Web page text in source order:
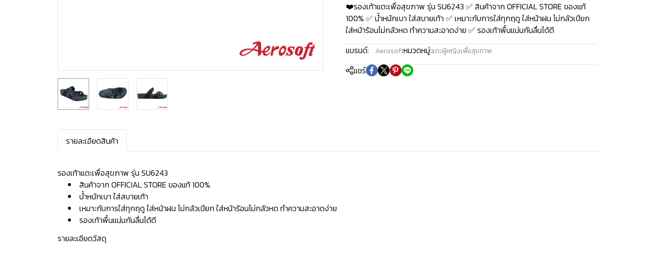
❤️รองเท้าแตะเพื่อสุขภาพ รุ่น SU6243 ✅ สินค้าจาก OFFICIAL STORE ของแท้
100% ✅ น้ำหนักเบา ใส่สบายเท้า ✅ เหมาะกับการใส่ทุกฤดู ใส่หน้าฝน ไม่กลัวเปียก
ใส่หน้าร้อนไม่กลัวหด ทำความสะอาดง่าย ✅ รองเท้าพื้นแน่นกันลื่นได้ดี
แบรนด์:
Aerosoftหมวดหมู่:แตะผู้หญิงเพื่อสุขภาพ
แชร์
รายละเอียดสินค้า
รองเท้าแตะเพื่อสุขภาพ รุ่น SU6243
สินค้าจาก OFFICIAL STORE ของแท้ 100%
น้ำหนักเบา ใส่สบายเท้า
เหมาะกับการใส่ทุกฤดู ใส่หน้าฝน ไม่กลัวเปียก ใส่หน้าร้อนไม่กลัวหด ทำความสะอาดง่าย
รองเท้าพื้นแน่นกันลื่นได้ดี
รายละเอียดวัสดุ